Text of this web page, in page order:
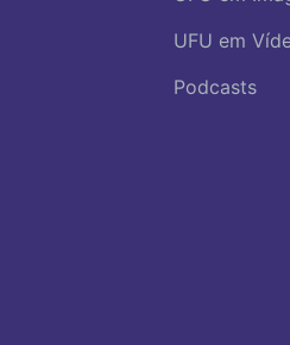
UFU em
Podcasts